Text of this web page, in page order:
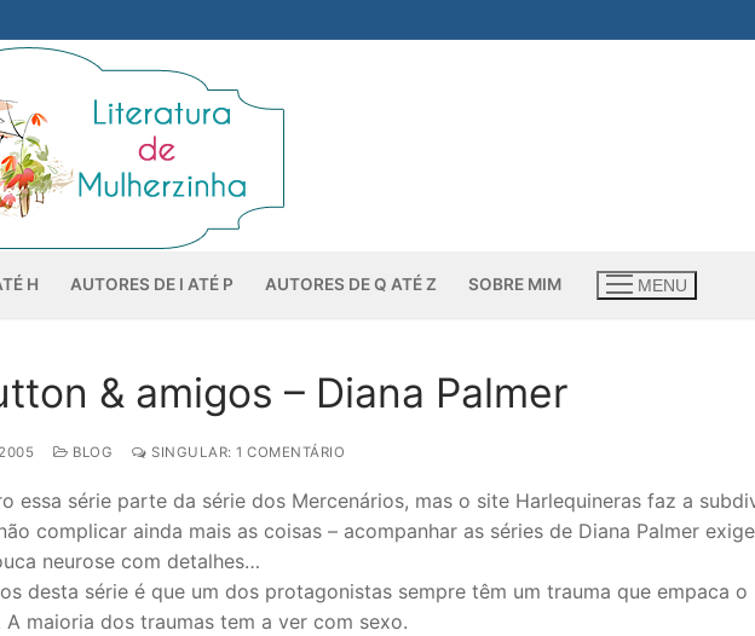
H AUTORES DE I ATÉ P AUTORES DE Q ATÉ Z SOBRE MIM MENU
& amigos – Diana Palmer
BLOG SINGULAR: 1 COMENTÁRIO
essa série parte da série dos Mercenários, mas o site Harlequineras faz a
complicar ainda mais as coisas – acompanhar as séries de Diana Palmer exige
neurose com detalhes…
desta série é que um dos protagonistas sempre têm um trauma que empaca o
maioria dos traumas tem a ver com sexo.